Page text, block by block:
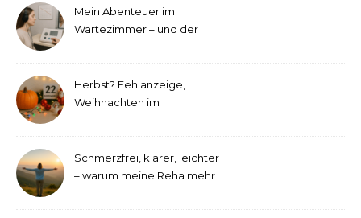
Mein Abenteuer im
Wartezimmer – und der
Herbst? Fehlanzeige,
Weihnachten im
Schmerzfrei, klarer, leichter
– warum meine Reha mehr